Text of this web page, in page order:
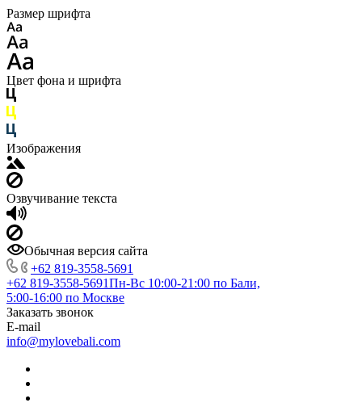
Размер шрифта
Цвет фона и шрифта
Изображения
Озвучивание текста
Обычная версия сайта
+62 819‑3558‑5691‬
+62 819‑3558‑5691‬Пн-Вс 10:00-21:00 по Бали,
5:00-16:00 по Москве
Заказать звонок
E-mail
info@mylovebali.com